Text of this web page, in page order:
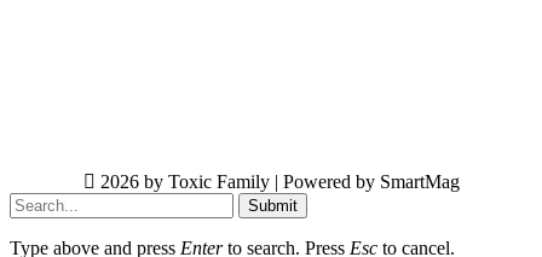
2026 by Toxic Family | Powered by SmartMag
Submit
Type above and press Enterto search. Press Esc to cancel.